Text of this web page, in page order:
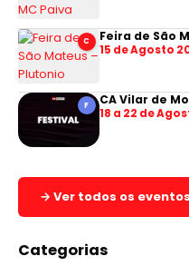
C Feira de São
15 de Agosto
F CA Vilar de
18 a 22 de
→ Ver todos os eventos
Categorias